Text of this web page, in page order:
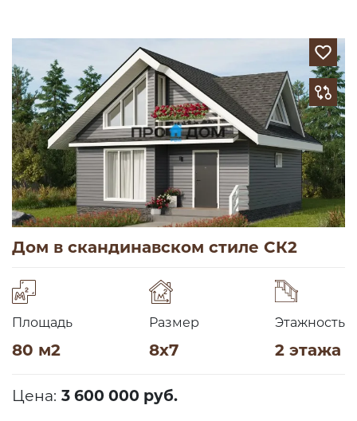
Дом в скандинавском стиле СК2
Площадь
80 м2
Размер
8х7
Этажность
2 этажа
Цена: 3 600 000 руб.